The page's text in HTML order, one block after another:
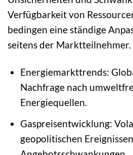
Verfügbarkeit von
bedingen eine ständige
seitens der Marktteilnehmer.
Energiemarkttrends:
Nachfrage nach
Energiequellen.
Gaspreisentwicklung:
geopolitischen